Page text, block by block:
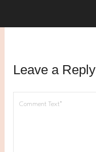
Leave a Reply